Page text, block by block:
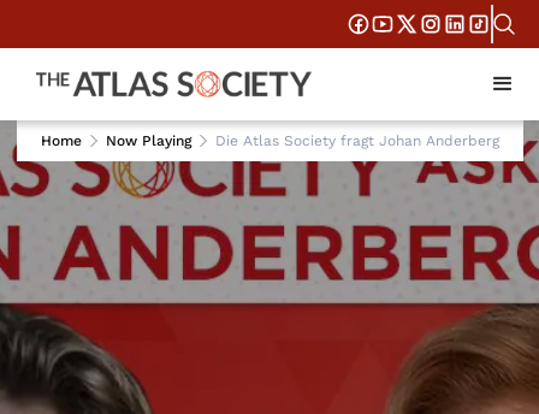
Home Now Playing Die Atlas Society fragt Johan Anderberg